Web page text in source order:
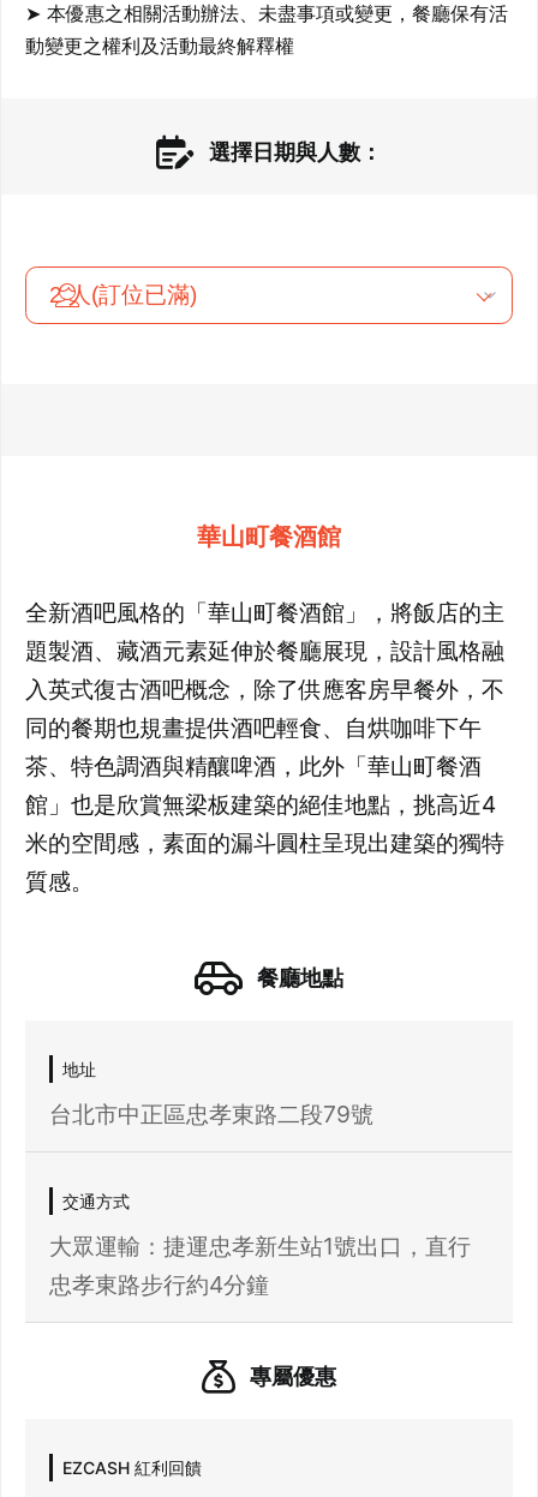
➤ 本優惠之相關活動辦法、未盡事項或變更，餐廳保有活
動變更之權利及活動最終解釋權
選擇日期與人數：
華山町餐酒館
全新酒吧風格的「華山町餐酒館」，將飯店的主
題製酒、藏酒元素延伸於餐廳展現，設計風格融
入英式復古酒吧概念，除了供應客房早餐外，不
同的餐期也規畫提供酒吧輕食、自烘咖啡下午
茶、特色調酒與精釀啤酒，此外「華山町餐酒
館」也是欣賞無梁板建築的絕佳地點，挑高近4
米的空間感，素面的漏斗圓柱呈現出建築的獨特
質感。
餐廳地點
地址
台北市中正區忠孝東路二段79號
交通方式
大眾運輸：捷運忠孝新生站1號出口，直行
忠孝東路步行約4分鐘
專屬優惠
EZCASH 紅利回饋